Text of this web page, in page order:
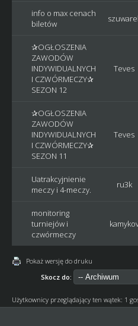
info o max cenach
biletów
✰OGŁOSZENIA
ZAWODÓW
INDYWIDUALNYCH
I CZWÓRMECZY✰
SEZON 12
Teves
✰OGŁOSZENIA
ZAWODÓW
INDYWIDUALNYCH
I CZWÓRMECZY✰
SEZON 11
Teves
Uatrakcyjnienie
meczy i 4-meczy.
ru3k
monitoring
turniejów i
czwórmeczy
Pokaż wersję do druku
Skocz do:
Użytkownicy przeglądający ten wątek: 1